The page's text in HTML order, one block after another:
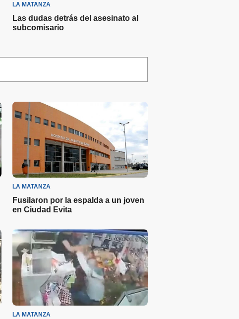
LA MATANZA
Las dudas detrás del asesinato al
subcomisario
LA MATANZA
Fusilaron por la espalda a un joven
en Ciudad Evita
LA MATANZA